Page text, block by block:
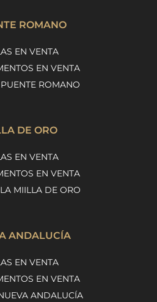
ROMANO
EN VENTA
EN VENTA
ROMANO
DE ORO
EN VENTA
EN VENTA
MIILLA DE ORO
ANDALUCÍA
EN VENTA
EN VENTA
ANDALUCÍA